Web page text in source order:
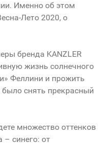
Именно об этом
Лето 2020, о
бренда KANZLER
жизнь солнечного
Феллини и прожить
снять прекрасный
множество оттенков
– синего: от